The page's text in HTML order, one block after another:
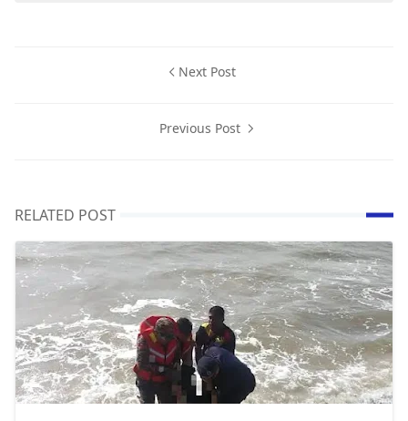
Next Post
Previous Post
RELATED POST